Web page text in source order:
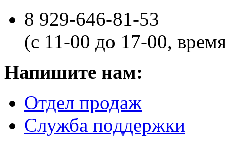
8 929-646-81-53
(с 11-00 до 17-00,
Напишите нам:
Отдел продаж
Служба поддержки